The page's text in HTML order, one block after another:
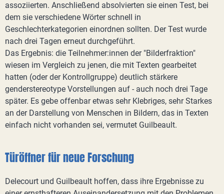
assoziierten. Anschließend absolvierten sie einen Test, bei
dem sie verschiedene Wörter schnell in
Geschlechterkategorien einordnen sollten. Der Test wurde
nach drei Tagen erneut durchgeführt.
Das Ergebnis: die Teilnehmer:innen der "Bilderfraktion"
wiesen im Vergleich zu jenen, die mit Texten gearbeitet
hatten (oder der Kontrollgruppe) deutlich stärkere
genderstereotype Vorstellungen auf - auch noch drei Tage
später. Es gebe offenbar etwas sehr Klebriges, sehr Starkes
an der Darstellung von Menschen in Bildern, das in Texten
einfach nicht vorhanden sei, vermutet Guilbeault.
Türöffner für neue Forschung
Delecourt und Guilbeault hoffen, dass ihre Ergebnisse zu